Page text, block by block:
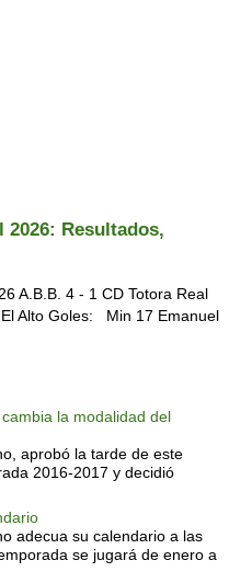
Resultados,
A.B.B. 4 - 1 CD Totora Real
Alto Goles: Min 17 Emanuel
la modalidad del
aprobó la tarde de este
2016-2017 y decidió
adecua su calendario a las
se jugará de enero a